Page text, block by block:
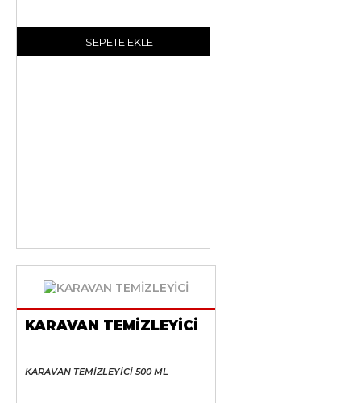
SEPETE EKLE
KARAVAN TEMİZLEYİCİ
KARAVAN TEMİZLEYİCİ 500 ML